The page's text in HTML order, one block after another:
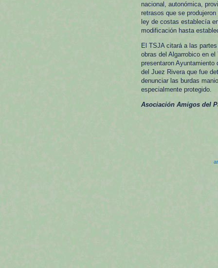
nacional, autonómica,
retrasos que se
ley de costas establecía
modificación hasta
El TSJA citará a las
obras del Algarrobico en
presentaron
del Juez Rivera que fue
denunciar las burdas
especialmente protegido.
Asociación Amigos del